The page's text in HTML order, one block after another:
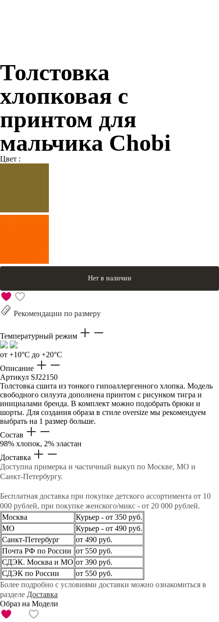
Толстовка
хлопковая с
принтом для
мальчика Chobi
Цвет :
Нет в наличии
Рекомендации по размеру
Температурный режим
от +10°C до +20°C
Описание
Артикул SJ22150
Толстовка сшита из тонкого гипоаллергенного хлопка. Модель
свободного силуэта дополнена принтом с рисунком тигра и
инициалами бренда. В комплект можно подобрать брюки и
шорты. Для создания образа в стиле oversize мы рекомендуем
выбрать на 1 размер больше.
Состав
98% хлопок, 2% эластан
Доставка
Доступна примерка и частичный выкуп по Москве, МО и
Санкт-Петербургу.
Бесплатная доставка при покупке детского ассортимента от 10
000 рублей, при покупке женского/микс - от 20 000 рублей.
Москва
Курьер - от 350 руб.
МО
Курьер - от 490 руб.
Санкт-Петербург
от 490 руб.
Почта РФ по России от 550 руб.
СДЭК. Москва и МО от 390 руб.
СДЭК по России
от 550 руб.
Более подробно с условиями доставки можно ознакомиться в
разделе Доставка
Образ на Модели